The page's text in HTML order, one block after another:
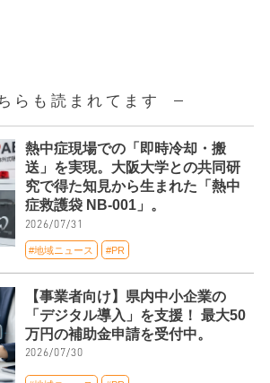
らも読まれてます
熱中症現場での「即時冷却・搬
送」を実現。大阪大学との共同研
究で得た知見から生まれた「熱中
症救護袋 NB-001」。
2026/07/31
#地域ニュース #PR
【事業者向け】県内中小企業の
「デジタル導入」を支援！ 最大50
万円の補助金申請を受付中。
2026/07/30